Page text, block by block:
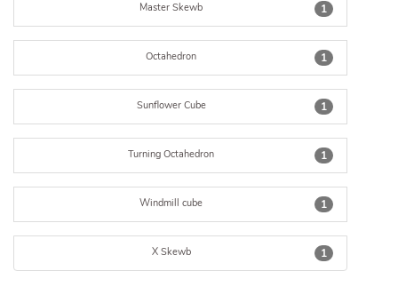
1
Master Skewb
1
Octahedron
1
Sunflower Cube
1
Turning Octahedron
1
Windmill cube
1
X Skewb